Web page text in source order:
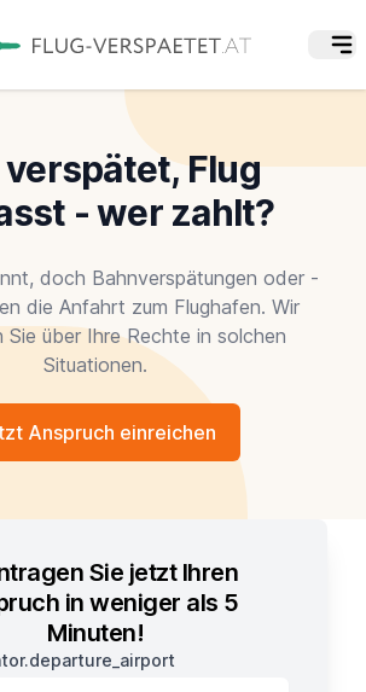
Flug
- wer zahlt?
doch Bahnverspätungen oder -
die Anfahrt zum Flughafen. Wir
Sie über Ihre Rechte in solchen
Situationen.
Anspruch einreichen
Sie jetzt Ihren
in weniger als 5
Minuten!